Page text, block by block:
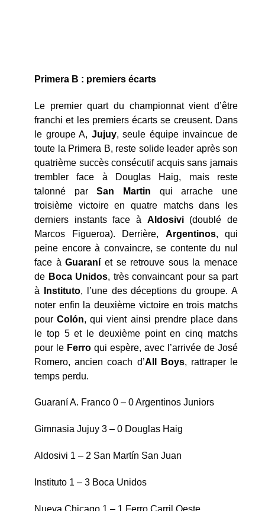
Primera B : premiers écarts
Le premier quart du championnat vient d’être
franchi et les premiers écarts se creusent. Dans
le groupe A, Jujuy, seule équipe invaincue de
toute la Primera B, reste solide leader après son
quatrième succès consécutif acquis sans jamais
trembler face à Douglas Haig, mais reste
talonné parSan Martin qui arrache une
troisième victoire en quatre matchs dans les
derniers instants face à Aldosivi(doublé de
Marcos Figueroa). Derrière, Argentinos, qui
peine encore à convaincre, se contente du nul
face àGuaraní et se retrouve sous la menace
de Boca Unidos, très convaincant pour sa part
à
Instituto, l’une des déceptions du groupe. A
noter enfin la deuxième victoire en trois matchs
pourColón, qui vient ainsi prendre place dans
le top 5 et le deuxième point en cinq matchs
pour le Ferro qui espère, avec l’arrivée de José
Romero, ancien coach d’All Boys, rattraper le
temps perdu.
Guaraní A. Franco 0 – 0 Argentinos Juniors
Gimnasia Jujuy 3 – 0 Douglas Haig
Aldosivi 1 – 2 San Martín San Juan
Instituto 1 – 3 Boca Unidos
Nueva Chicago 1 – 1 Ferro Carril Oeste